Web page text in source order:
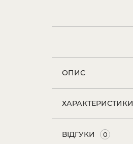
ОПИС
ХАРАКТЕРИСТИКИ
ВІДГУКИ 0